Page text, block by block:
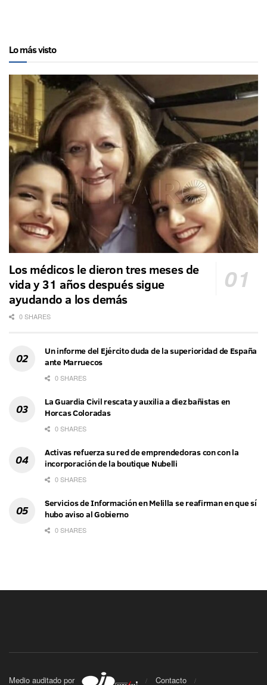
Lo más visto
Los médicos le dieron tres meses de
vida y 31 años después sigue
ayudando a los demás
0 SHARES
Un informe del Ejército duda de la superioridad de España
ante Marruecos
0 SHARES
La Guardia Civil rescata y auxilia a diez bañistas en
Horcas Coloradas
0 SHARES
Activas refuerza su red de emprendedoras con con la
incorporación de la boutique Nubelli
0 SHARES
Servicios de Información en Melilla se reafirman en que sí
hubo aviso al Gobierno
0 SHARES
Medio auditado por Contacto